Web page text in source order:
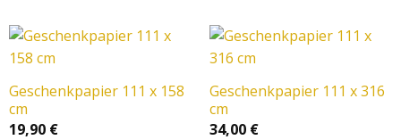
Geschenkpapier 111 x 158
cm
19,90 €
Geschenkpapier 111 x 316
cm
34,00 €